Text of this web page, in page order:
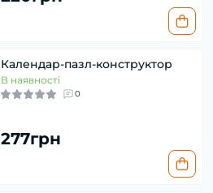
Календар-пазл-конструктор
В наявності
0
277грн